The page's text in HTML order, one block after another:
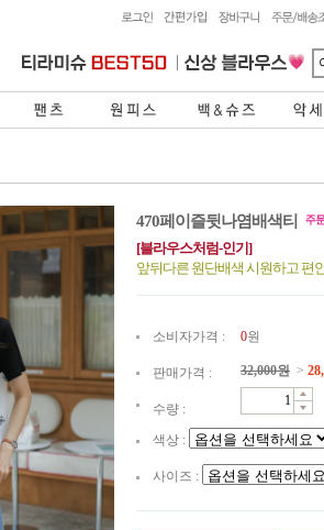
470페이즐뒷나염배색티
[블라우스처럼-인기]
앞뒤다른 원단배색 시원하고 편
소비자가격 : 0원
판매가격 : 32,000원 >
수량 :
색상 :
사이즈 :